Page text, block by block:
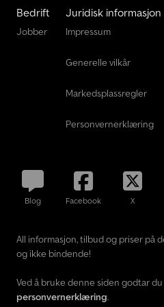
Bedrift
Jobber
Juridisk informasjon
Impressum
Generelle vilkår
Markedsplassregler
Personvernerklæring
Blog Facebook X
All informasjon, tilbud og priser på
og ikke bindende!
Ved å bruke denne siden godtar du
personvernerklæring.